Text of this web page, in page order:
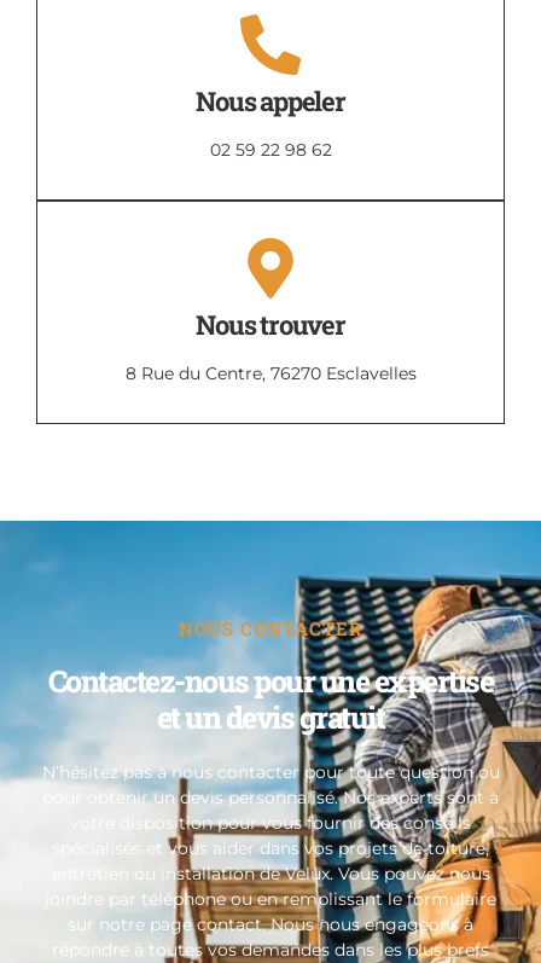
Nous appeler
02 59 22 98 62
Nous trouver
8 Rue du Centre, 76270 Esclavelles
NOUS CONTACTER
Contactez-nous pour une expertise
et un devis gratuit
N’hésitez pas à nous contacter pour toute question ou
pour obtenir un devis personnalisé. Nos experts sont à
votre disposition pour vous fournir des conseils
spécialisés et vous aider dans vos projets de toiture,
entretien ou installation de Velux. Vous pouvez nous
joindre par téléphone ou en remplissant le formulaire
sur notre page contact. Nous nous engageons à
répondre à toutes vos demandes dans les plus brefs